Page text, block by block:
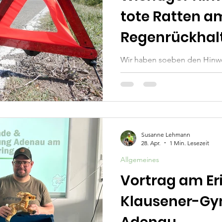
tote Ratten
entdeckt
Wir haben soeben den
tote Ratten am
Richtung Wimbach
dennoch raten wir daher
diesem Gebiet. Aufgrund
Hunde derzeit zudem
werden.
Vortrag am
Klausener-
Allgemeines
Susanne Lehmann
28. Apr.
1 Min. Lesezeit